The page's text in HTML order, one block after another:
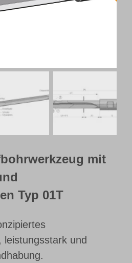
mit
Typ 01T
leistungsstark und